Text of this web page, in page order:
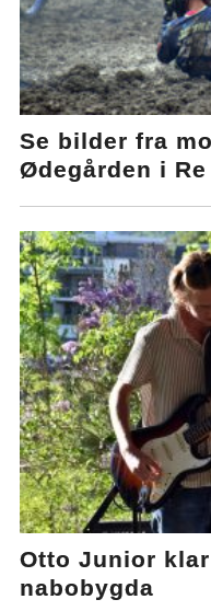
Se bilder fra
Ødegården i Re
Otto Junior
nabobygda